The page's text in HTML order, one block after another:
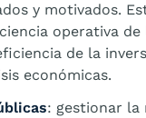
y motivados.
operativa de
de la
económicas.
: gestionar la